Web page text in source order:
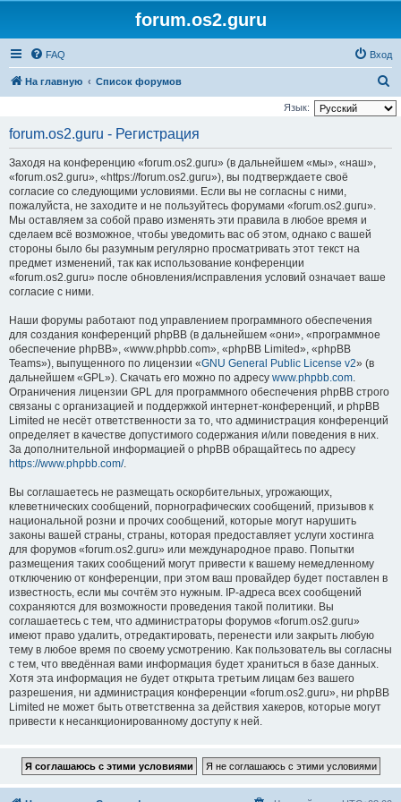
forum.os2.guru
FAQ Вход
На главную Список форумов
о
Язык:
forum.os2.guru - Регистрация
Заходя на конференцию «forum.os2.guru» (в дальнейшем «мы», «наш»,
«forum.os2.guru», «https://forum.os2.guru»), вы подтверждаете своё
согласие со следующими условиями. Если вы не согласны с ними,
пожалуйста, не заходите и не пользуйтесь форумами «forum.os2.guru».
Мы оставляем за собой право изменять эти правила в любое время и
сделаем всё возможное, чтобы уведомить вас об этом, однако с вашей
стороны было бы разумным регулярно просматривать этот текст на
предмет изменений, так как использование конференции
«forum.os2.guru» после обновления/исправления условий означает ваше
согласие с ними.
Наши форумы работают под управлением программного обеспечения
для создания конференций phpBB (в дальнейшем «они», «программное
обеспечение phpBB», «www.phpbb.com», «phpBB Limited», «phpBB
Teams»), выпущенного по лицензии «GNU General Public License v2» (в
дальнейшем «GPL»). Скачать его можно по адресу www.phpbb.com.
Ограничения лицензии GPL для программного обеспечения phpBB строго
связаны с организацией и поддержкой интернет-конференций, и phpBB
Limited не несёт ответственности за то, что администрация конференций
определяет в качестве допустимого содержания и/или поведения в них.
За дополнительной информацией о phpBB обращайтесь по адресу
https://www.phpbb.com/.
Вы соглашаетесь не размещать оскорбительных, угрожающих,
клеветнических сообщений, порнографических сообщений, призывов к
национальной розни и прочих сообщений, которые могут нарушить
законы вашей страны, страны, которая предоставляет услуги хостинга
для форумов «forum.os2.guru» или международное право. Попытки
размещения таких сообщений могут привести к вашему немедленному
отключению от конференции, при этом ваш провайдер будет поставлен в
известность, если мы сочтём это нужным. IP-адреса всех сообщений
сохраняются для возможности проведения такой политики. Вы
соглашаетесь с тем, что администраторы форумов «forum.os2.guru»
имеют право удалить, отредактировать, перенести или закрыть любую
тему в любое время по своему усмотрению. Как пользователь вы согласны
с тем, что введённая вами информация будет храниться в базе данных.
Хотя эта информация не будет открыта третьим лицам без вашего
разрешения, ни администрация конференции «forum.os2.guru», ни phpBB
Limited не может быть ответственна за действия хакеров, которые могут
привести к несанкционированному доступу к ней.